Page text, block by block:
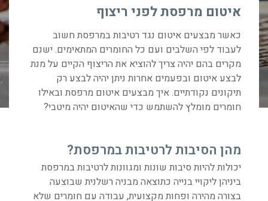
איטום מרפסת לפני ריצוף
כאשר מבצעים איטום נגד רטיבות במרפסת חשוב
לעבוד לפי השלבים ועם כל החומרים המתאימים. ישנם
מקרים בהם יהיה צריך להוציא את הריצוף הקיים על מנת
לבצע איטום ובפעמים אחרות ניתן יהיה לבצע רק
תיקונים נקודתיים. איך מבצעים איטום מרפסת ובאילו
חומרים מומלץ להשתמש כדי שהאיטום יהיה מיטבי?
מהן הסיבות לרטיבות במרפסת?
יכולות להיות סיבות שונות ומגוונות לרטיבות במרפסת
ביניהן ליקויי בנייה כתוצאה מבניה רשלנית שבוצעה
בצורה מהירה ופחות מקצועית, עבודה עם חומרים שלא